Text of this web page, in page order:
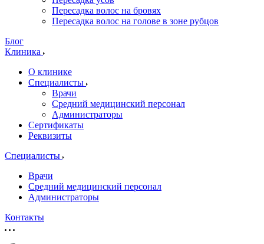
Пересадка волос на бровях
Пересадка волос на голове в зоне рубцов
Блог
Клиника
О клинике
Специалисты
Врачи
Средний медицинский персонал
Администраторы
Сертификаты
Реквизиты
Специалисты
Врачи
Средний медицинский персонал
Администраторы
Контакты